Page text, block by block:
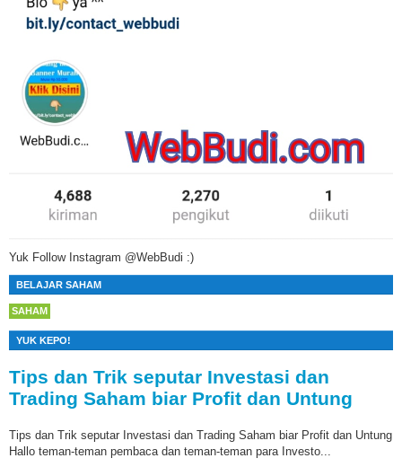
Yuk Follow Instagram @WebBudi :)
BELAJAR SAHAM
SAHAM
YUK KEPO!
Tips dan Trik seputar Investasi dan
Trading Saham biar Profit dan Untung
Tips dan Trik seputar Investasi dan Trading Saham biar Profit dan Untung
Hallo teman-teman pembaca dan teman-teman para Investo...